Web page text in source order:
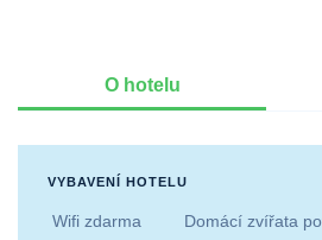
O hotelu
VYBAVENÍ HOTELU
Wifi zdarma Domácí zvířata